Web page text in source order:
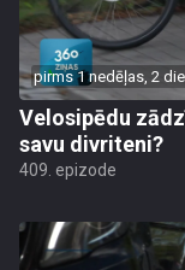
pirms 1 nedēļas, 2
Velosipēdu
savu divriteni?
409. epizode